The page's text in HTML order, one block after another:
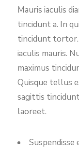
Mauris iaculis
tincidunt a. In
tincidunt tortor.
iaculis mauris.
maximus
Quisque tellus
sagittis
laoreet.
Suspendisse